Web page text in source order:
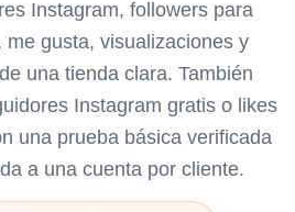
Instagram, followers para
me gusta, visualizaciones y
una tienda clara. También
Instagram gratis o likes
una prueba básica verificada
a una cuenta por cliente.